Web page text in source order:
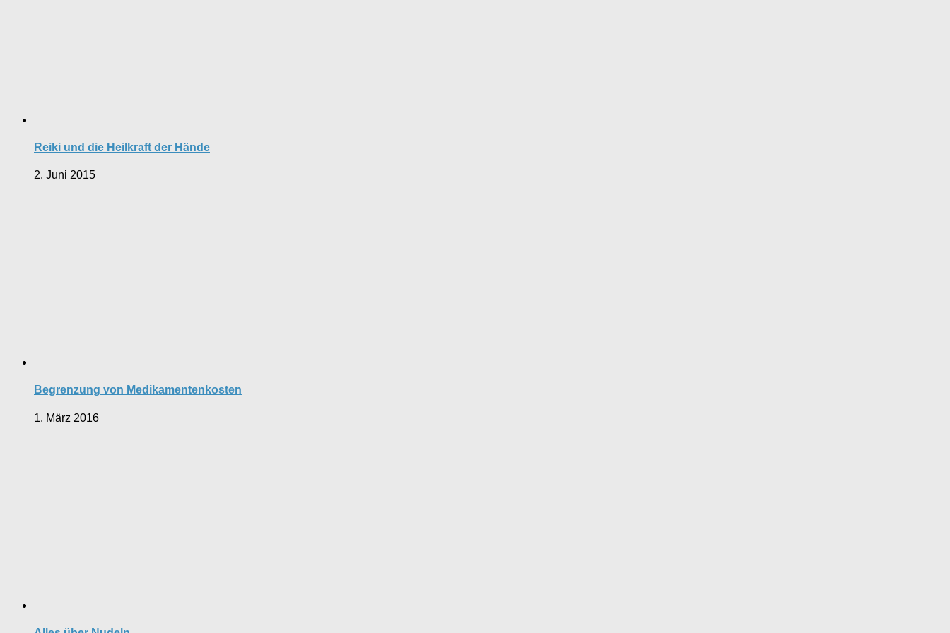
Reiki und die Heilkraft der Hände
2. Juni 2015
Begrenzung von Medikamentenkosten
1. März 2016